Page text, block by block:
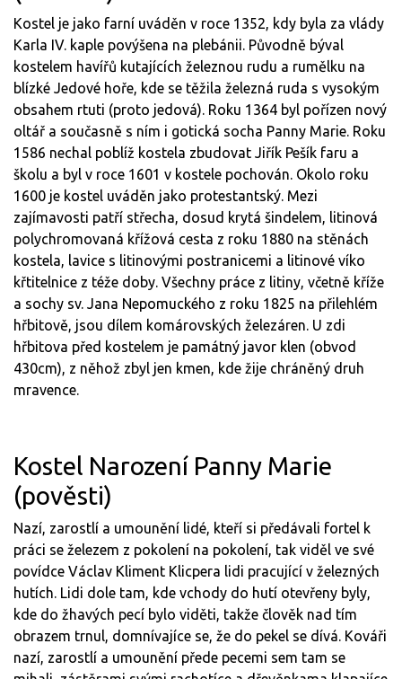
Kostel je jako farní uváděn v roce 1352, kdy byla za vlády
Karla IV. kaple povýšena na plebánii. Původně býval
kostelem havířů kutajících železnou rudu a rumělku na
blízké Jedové hoře, kde se těžila železná ruda s vysokým
obsahem rtuti (proto jedová). Roku 1364 byl pořízen nový
oltář a současně s ním i gotická socha Panny Marie. Roku
1586 nechal poblíž kostela zbudovat Jiřík Pešík faru a
školu a byl v roce 1601 v kostele pochován. Okolo roku
1600 je kostel uváděn jako protestantský. Mezi
zajímavosti patří střecha, dosud krytá šindelem, litinová
polychromovaná křížová cesta z roku 1880 na stěnách
kostela, lavice s litinovými postranicemi a litinové víko
křtitelnice z téže doby. Všechny práce z litiny, včetně kříže
a sochy sv. Jana Nepomuckého z roku 1825 na přilehlém
hřbitově, jsou dílem komárovských železáren. U zdi
hřbitova před kostelem je památný javor klen (obvod
430cm), z něhož zbyl jen kmen, kde žije chráněný druh
mravence.
Kostel Narození Panny Marie
(pověsti)
Nazí, zarostlí a umounění lidé, kteří si předávali fortel k
práci se železem z pokolení na pokolení, tak viděl ve své
povídce Václav Kliment Klicpera lidi pracující v železných
hutích. Lidi dole tam, kde vchody do hutí otevřeny byly,
kde do žhavých pecí bylo viděti, takže člověk nad tím
obrazem trnul, domnívajíce se, že do pekel se dívá. Kováři
nazí, zarostlí a umounění přede pecemi sem tam se